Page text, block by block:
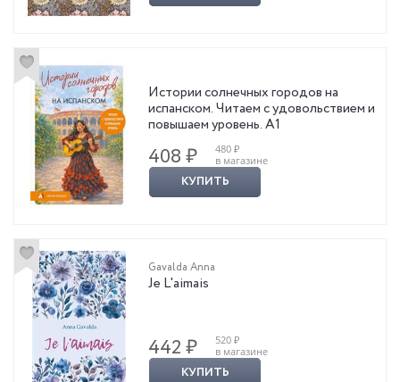
Истории солнечных городов на
испанском. Читаем с удовольствием и
повышаем уровень. А1
408 ₽
480 ₽
в магазине
КУПИТЬ
Gavalda Anna
Je L'aimais
442 ₽
520 ₽
в магазине
КУПИТЬ